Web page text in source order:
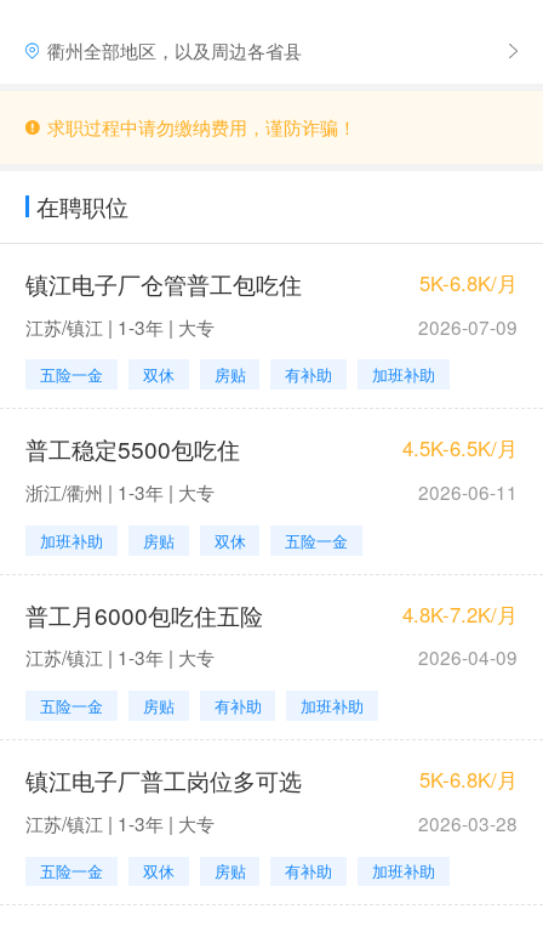
衢州全部地区，以及周边各省县
求职过程中请勿缴纳费用，谨防诈骗！
在聘职位
镇江电子厂仓管普工包吃住 5K-6.8K/月
江苏/镇江 | 1-3年 | 大专 2026-07-09
五险一金 双休 房贴 有补助 加班补助
普工稳定5500包吃住 4.5K-6.5K/月
浙江/衢州 | 1-3年 | 大专 2026-06-11
加班补助 房贴 双休 五险一金
普工月6000包吃住五险 4.8K-7.2K/月
江苏/镇江 | 1-3年 | 大专 2026-04-09
五险一金 房贴 有补助 加班补助
镇江电子厂普工岗位多可选 5K-6.8K/月
江苏/镇江 | 1-3年 | 大专 2026-03-28
五险一金 双休 房贴 有补助 加班补助